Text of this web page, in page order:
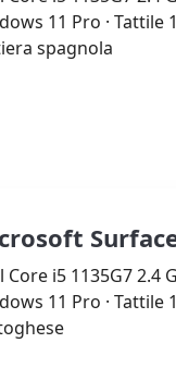
11 Pro · Tattile
spagnola
i5 1135G7 2.4
11 Pro · Tattile